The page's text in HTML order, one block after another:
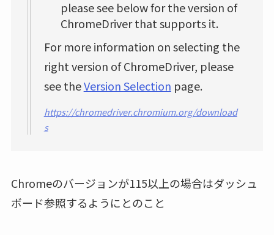
please see below for the version of
ChromeDriver that supports it.
For more information on selecting the
right version of ChromeDriver, please
see theVersion Selection page.
https://chromedriver.chromium.org/download
s
Chromeのバージョンが115以上の場合はダッシュ
ボード参照するようにとのこと